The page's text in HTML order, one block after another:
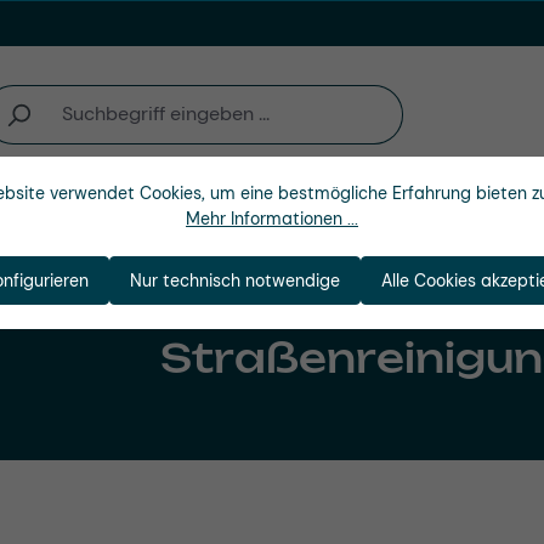
Unternehmen
verwendet Cookies, um eine bestmögliche Erfahrung bieten
Mehr Informationen ...
Nur technisch notwendige Alle Cookies